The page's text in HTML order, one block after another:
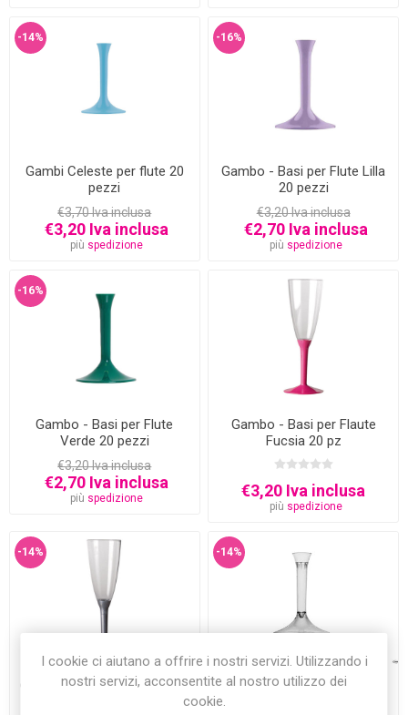
-14%
Gambi Celeste per flute 20
pezzi
€3,70 Iva inclusa
€3,20 Iva inclusa
più spedizione
-16%
Gambo - Basi per Flute Lilla
20 pezzi
€3,20 Iva inclusa
€2,70 Iva inclusa
più spedizione
-16%
Gambo - Basi per Flute
Verde 20 pezzi
€3,20 Iva inclusa
€2,70 Iva inclusa
più spedizione
Gambo - Basi per Flaute
Fucsia 20 pz
€3,20 Iva inclusa
più spedizione
-14%
Gambo per Flute Argento 20
-14%
Gambi Trasparente per flute
I cookie ci aiutano a offrire i nostri servizi. Utilizzando i
nostri servizi, acconsentite al nostro utilizzo dei
cookie.